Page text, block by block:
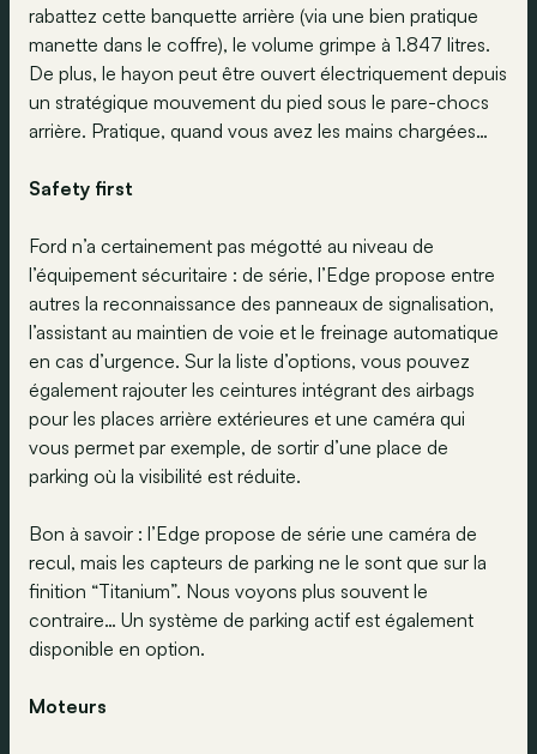
rabattez cette banquette arrière (via une bien pratique
manette dans le coffre), le volume grimpe à 1.847 litres.
De plus, le hayon peut être ouvert électriquement depuis
un stratégique mouvement du pied sous le pare-chocs
arrière. Pratique, quand vous avez les mains chargées…
Safety first
Ford n’a certainement pas mégotté au niveau de
l’équipement sécuritaire : de série, l’Edge propose entre
autres la reconnaissance des panneaux de signalisation,
l’assistant au maintien de voie et le freinage automatique
en cas d’urgence. Sur la liste d’options, vous pouvez
également rajouter les ceintures intégrant des airbags
pour les places arrière extérieures et une caméra qui
vous permet par exemple, de sortir d’une place de
parking où la visibilité est réduite.
Bon à savoir : l’Edge propose de série une caméra de
recul, mais les capteurs de parking ne le sont que sur la
finition “Titanium”. Nous voyons plus souvent le
contraire… Un système de parking actif est également
disponible en option.
Moteurs